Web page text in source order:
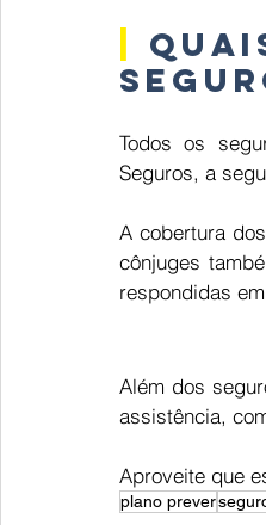
Todos os
Seguros, a
A cobertura
cônjuges
respondidas
Além dos
assistência,
Aproveite que
plano prever